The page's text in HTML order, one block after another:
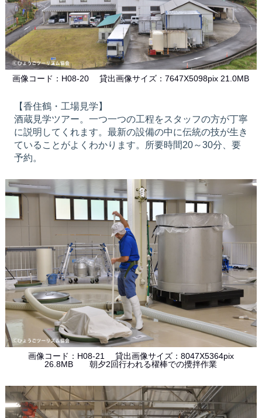
画像コード：H08-20 貸出画像サイズ：7647X5098pix 21.0MB
【香住鶴・工場見学】
酒蔵見学ツアー。一つ一つの工程をスタッフの方が丁寧
に説明してくれます。最新の設備の中に伝統の技が生き
ていることがよくわかります。所要時間20～30分、要
予約。
画像コード：H08-21 貸出画像サイズ：8047X5364pix
26.8MB 朝夕2回行われる櫂棒での攪拌作業